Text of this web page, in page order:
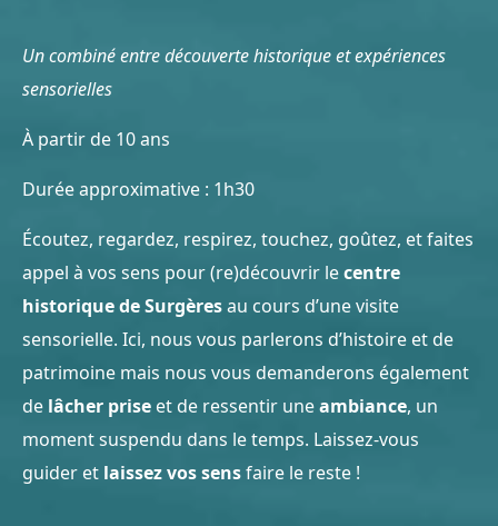
Un combiné entre découverte historique et expériences
sensorielles
À partir de 10 ans
Durée approximative : 1h30
Écoutez, regardez, respirez, touchez, goûtez, et faites
appel à vos sens pour (re)découvrir lecentre
historique de Surgèresau cours d’une visite
sensorielle. Ici, nous vous parlerons d’histoire et de
patrimoine mais nous vous demanderons également
de lâcher prise et de ressentir uneambiance, un
moment suspendu dans le temps. Laissez-vous
guider et laissez vos sensfaire le reste !